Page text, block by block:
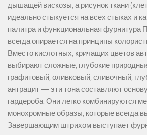
дышащей вискозы, а рисунок ткани
идеально стыкуется на всех стыках и
палитра и функциональная фурнитура
всегда опирается на принципы
Вместо кислотных, кричащих цветов
выбирают сложные, глубокие
графитовый, оливковый, сливочный,
антрацит — эти тона составляют
гардероба. Они легко комбинируются
монохромные образы, которые всегда
Завершающим штрихом выступает